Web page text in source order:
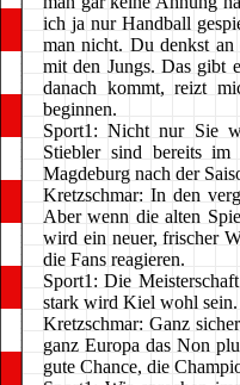
ich ja nur Handball
man nicht. Du denkst an
mit den Jungs. Das gibt
danach kommt, reizt
beginnen.
Sport1: Nicht nur Sie
Stiebler sind bereits
Magdeburg nach der
Kretzschmar: In den
Aber wenn die alten
wird ein neuer, frischer
die Fans reagieren.
Sport1: Die
stark wird Kiel wohl sein.
Kretzschmar: Ganz
ganz Europa das Non
gute Chance, die